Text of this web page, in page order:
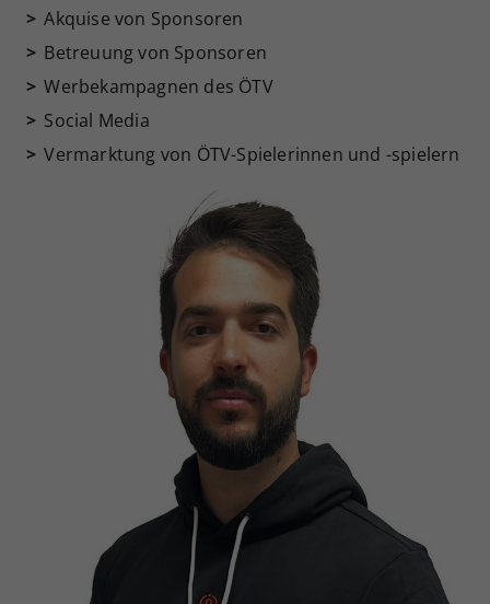
Akquise von Sponsoren
Betreuung von Sponsoren
Werbekampagnen des ÖTV
Social Media
Vermarktung von ÖTV-Spielerinnen und -spielern